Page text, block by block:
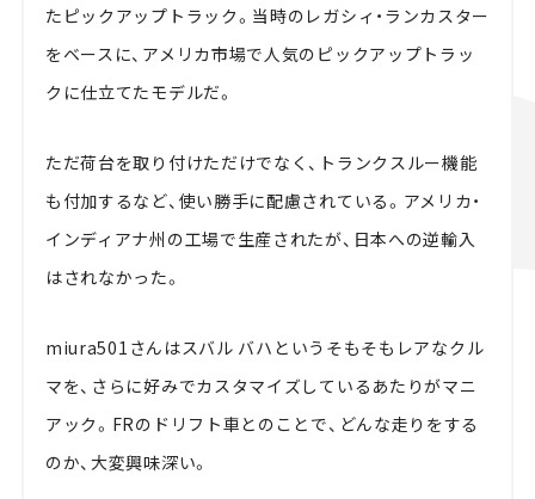
たピックアップトラック。当時のレガシィ・ランカスター
をベースに、アメリカ市場で人気のピックアップトラッ
クに仕立てたモデルだ。
ただ荷台を取り付けただけでなく、トランクスルー機能
も付加するなど、使い勝手に配慮されている。アメリカ・
インディアナ州の工場で生産されたが、日本への逆輸入
はされなかった。
miura501さんはスバル バハというそもそもレアなクル
マを、さらに好みでカスタマイズしているあたりがマニ
アック。FRのドリフト車とのことで、どんな走りをする
のか、大変興味深い。